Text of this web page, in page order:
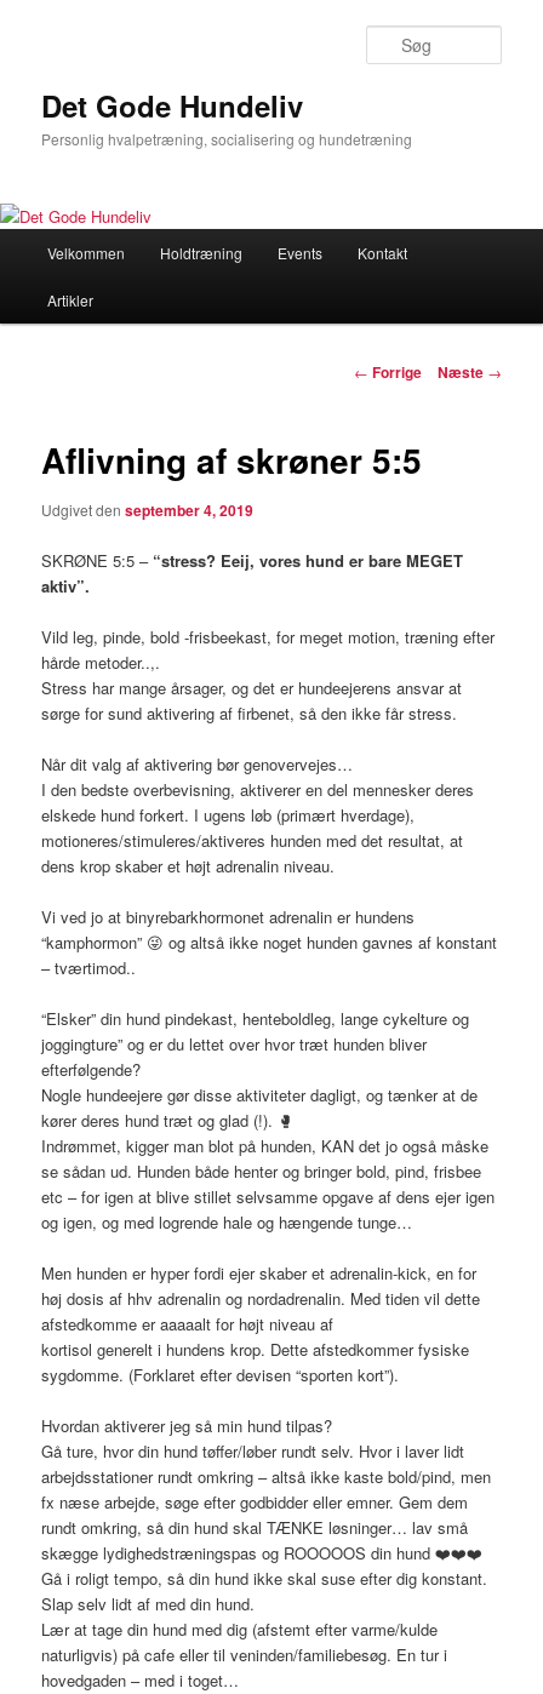
Det Gode Hundeliv
Personlig hvalpetræning, socialisering og hundetræning
Fortsæt
til
Velkommen Holdtræning Events Kontakt
Artikler
Indlægsnavigation
← Forrige Næste →
Aflivning af skrøner 5:5
Udgivet denseptember 4, 2019
SKRØNE 5:5 – “stress? Eeij, vores hund er bare MEGET
aktiv”.
Vild leg, pinde, bold -frisbeekast, for meget motion, træning efter
hårde metoder..,.
Stress har mange årsager, og det er hundeejerens ansvar at
sørge for sund aktivering af firbenet, så den ikke får stress.
Når dit valg af aktivering bør genovervejes…
I den bedste overbevisning, aktiverer en del mennesker deres
elskede hund forkert. I ugens løb (primært hverdage),
motioneres/stimuleres/aktiveres hunden med det resultat, at
dens krop skaber et højt adrenalin niveau.
Vi ved jo at binyrebarkhormonet adrenalin er hundens
“kamphormon” 😜 og altså ikke noget hunden gavnes af konstant
– tværtimod..
“Elsker” din hund pindekast, henteboldleg, lange cykelture og
joggingture” og er du lettet over hvor træt hunden bliver
efterfølgende?
Nogle hundeejere gør disse aktiviteter dagligt, og tænker at de
kører deres hund træt og glad (!). 🥊
Indrømmet, kigger man blot på hunden, KAN det jo også måske
se sådan ud. Hunden både henter og bringer bold, pind, frisbee
etc – for igen at blive stillet selvsamme opgave af dens ejer igen
og igen, og med logrende hale og hængende tunge…
Men hunden er hyper fordi ejer skaber et adrenalin-kick, en for
høj dosis af hhv adrenalin og nordadrenalin. Med tiden vil dette
afstedkomme er aaaaalt for højt niveau af
kortisol generelt i hundens krop. Dette afstedkommer fysiske
sygdomme. (Forklaret efter devisen “sporten kort”).
Hvordan aktiverer jeg så min hund tilpas?
Gå ture, hvor din hund tøffer/løber rundt selv. Hvor i laver lidt
arbejdsstationer rundt omkring – altså ikke kaste bold/pind, men
fx næse arbejde, søge efter godbidder eller emner. Gem dem
rundt omkring, så din hund skal TÆNKE løsninger… lav små
skægge lydighedstræningspas og ROOOOOS din hund❤️❤️❤️
Gå i roligt tempo, så din hund ikke skal suse efter dig konstant.
Slap selv lidt af med din hund.
Lær at tage din hund med dig (afstemt efter varme/kulde
naturligvis) på cafe eller til veninden/familiebesøg. En tur i
hovedgaden – med i toget…